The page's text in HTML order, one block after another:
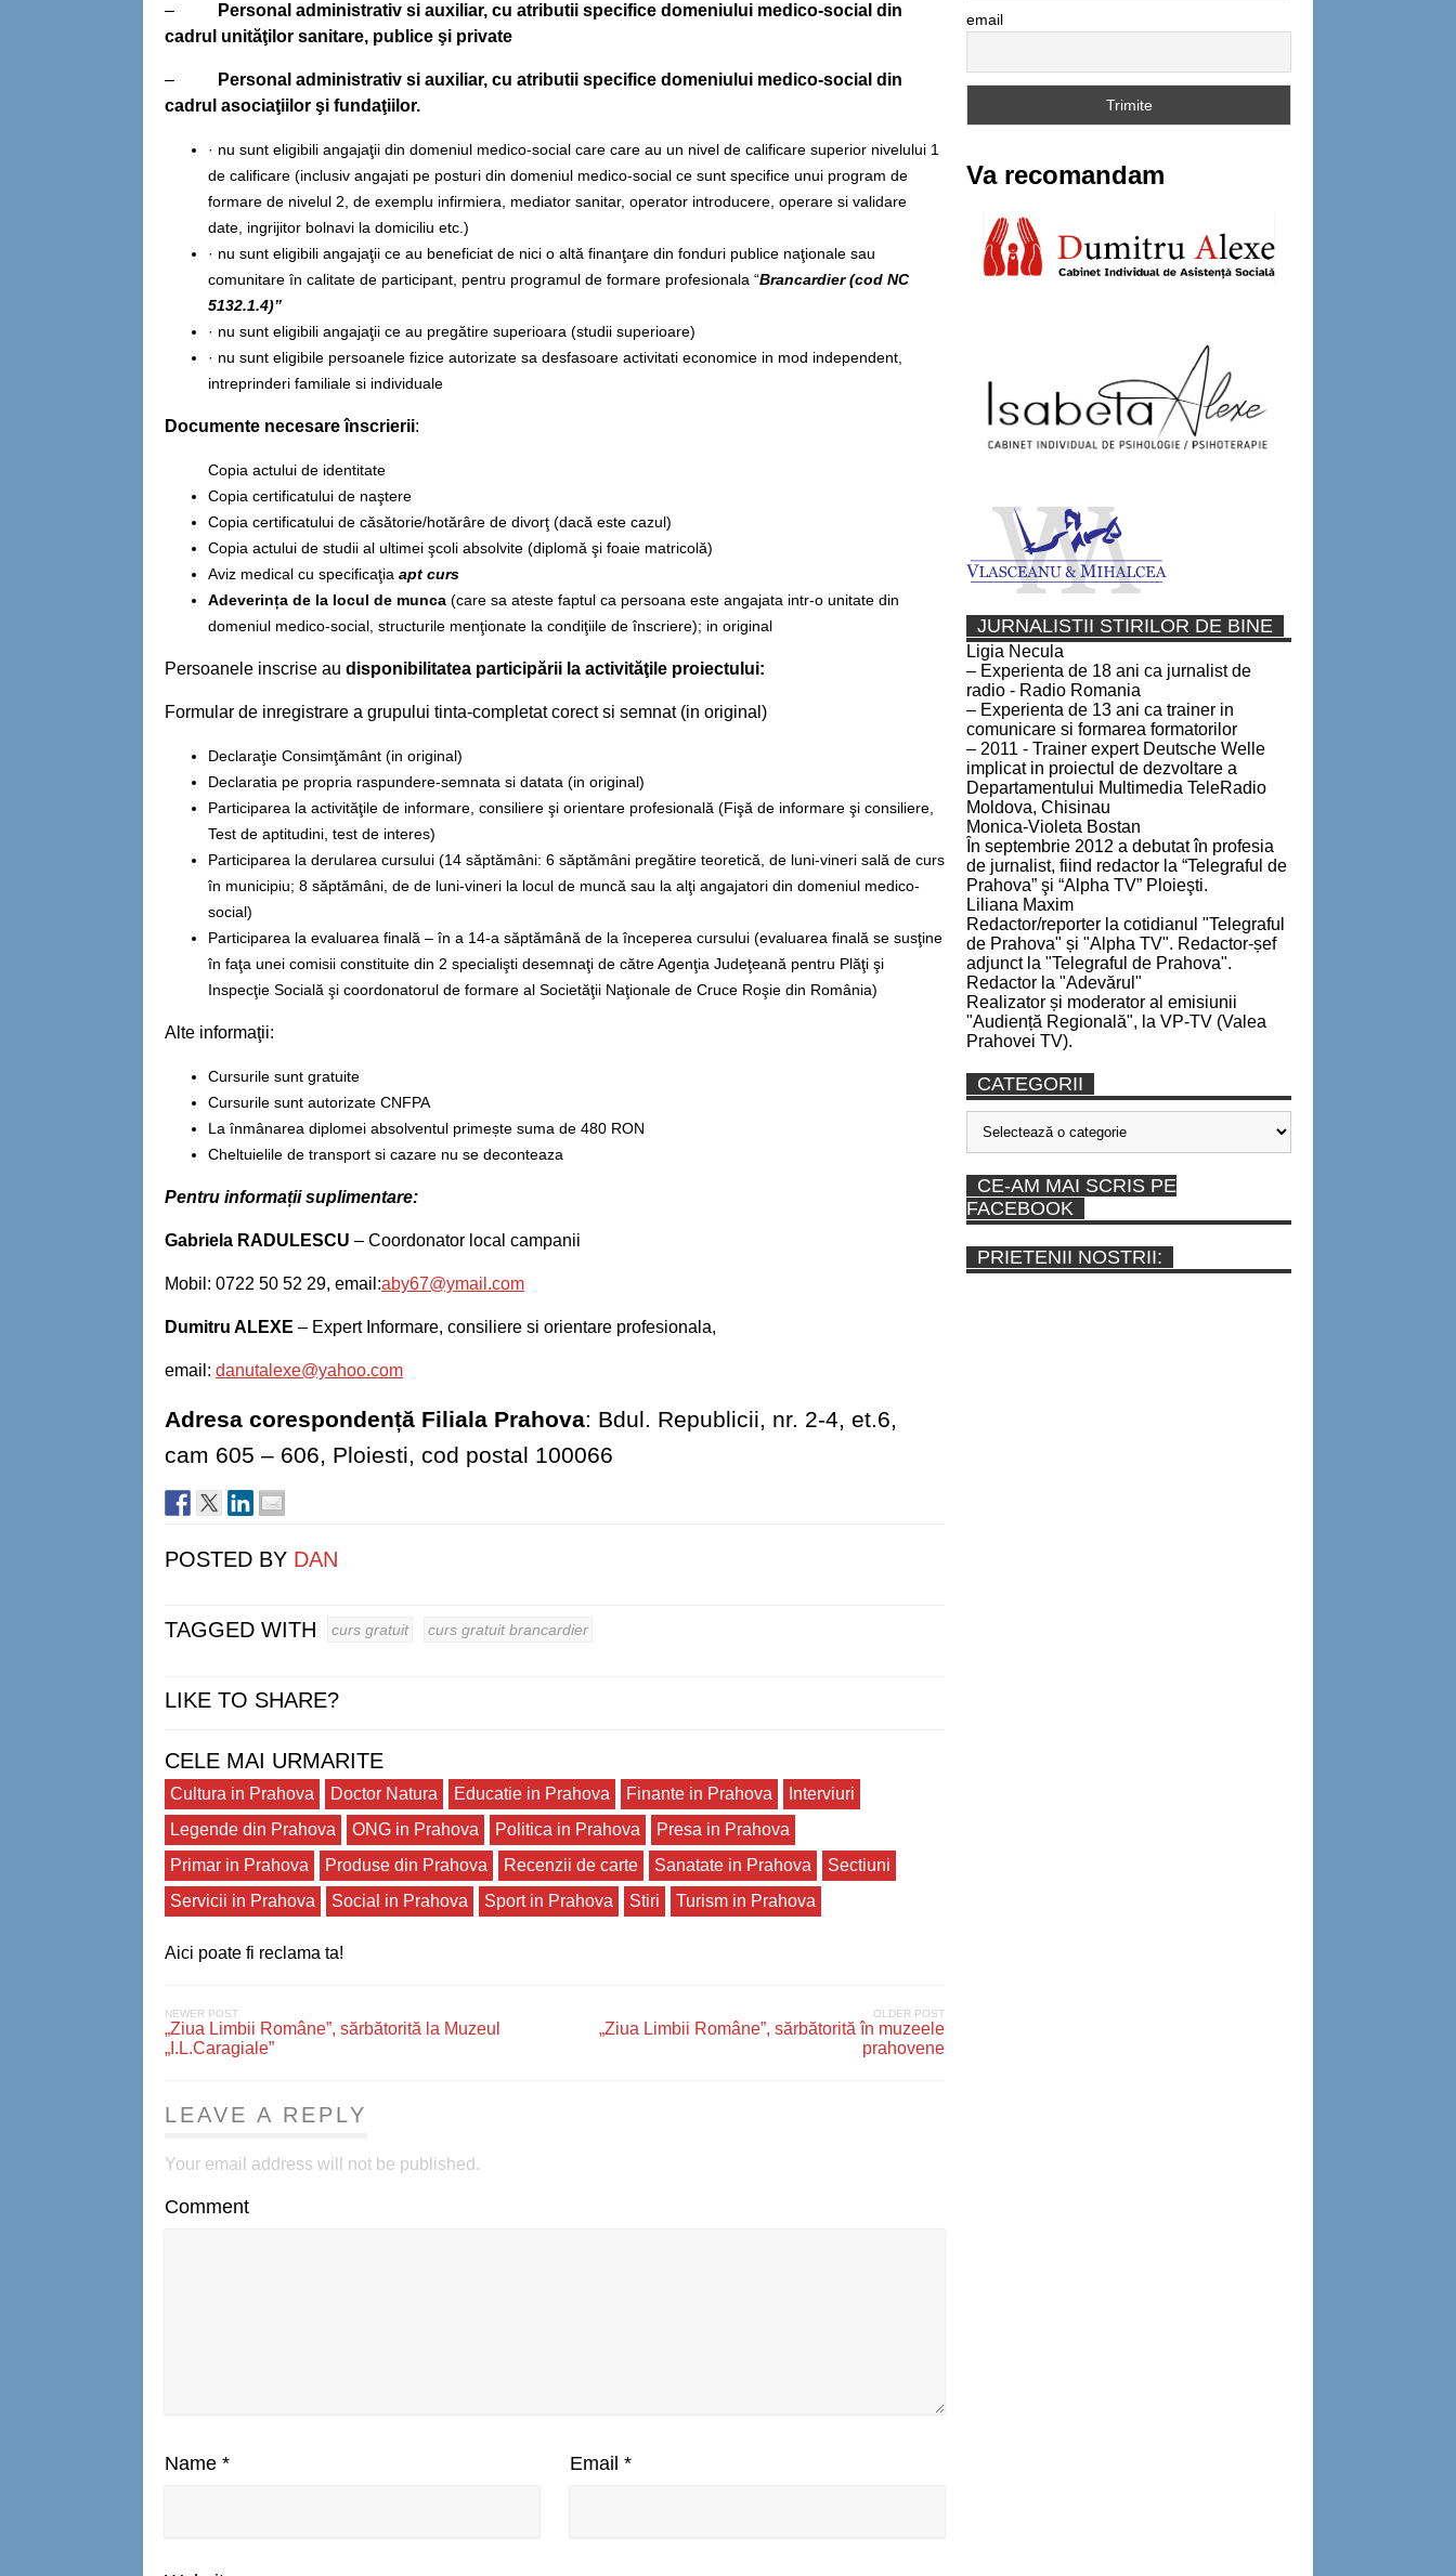
– Personal administrativ si auxiliar, cu atributii specifice domeniului medico-social din
cadrul unităţilor sanitare, publice şi private
– Personal administrativ si auxiliar, cu atributii specifice domeniului medico-social din
cadrul asociaţiilor şi fundaţiilor.
· nu sunt eligibili angajaţii din domeniul medico-social care care au un nivel de calificare superior nivelului 1
de calificare (inclusiv angajati pe posturi din domeniul medico-social ce sunt specifice unui program de
formare de nivelul 2, de exemplu infirmiera, mediator sanitar, operator introducere, operare si validare
date, ingrijitor bolnavi la domiciliu etc.)
· nu sunt eligibili angajaţii ce au beneficiat de nici o altă finanţare din fonduri publice naţionale sau
comunitare în calitate de participant, pentru programul de formare profesionala “Brancardier (cod NC
5132.1.4)”
· nu sunt eligibili angajaţii ce au pregătire superioara (studii superioare)
· nu sunt eligibile persoanele fizice autorizate sa desfasoare activitati economice in mod independent,
intreprinderi familiale si individuale
Documente necesare înscrierii:
Copia actului de identitate
Copia certificatului de naştere
Copia certificatului de căsătorie/hotărâre de divorţ (dacă este cazul)
Copia actului de studii al ultimei şcoli absolvite (diplomă şi foaie matricolă)
Aviz medical cu specificaţia apt curs
Adeverința de la locul de munca (care sa ateste faptul ca persoana este angajata intr-o unitate din
domeniul medico-social, structurile menţionate la condiţiile de înscriere); in original
Persoanele inscrise au disponibilitatea participării la activităţile proiectului:
Formular de inregistrare a grupului tinta-completat corect si semnat (in original)
Declaraţie Consimţământ (in original)
Declaratia pe propria raspundere-semnata si datata (in original)
Participarea la activităţile de informare, consiliere şi orientare profesională (Fişă de informare şi consiliere,
Test de aptitudini, test de interes)
Participarea la derularea cursului (14 săptămâni: 6 săptămâni pregătire teoretică, de luni-vineri sală de curs
în municipiu; 8 săptămâni, de de luni-vineri la locul de muncă sau la alţi angajatori din domeniul medico-
social)
Participarea la evaluarea finală – în a 14-a săptămână de la începerea cursului (evaluarea finală se susţine
în faţa unei comisii constituite din 2 specialişti desemnaţi de către Agenţia Judeţeană pentru Plăţi şi
Inspecţie Socială şi coordonatorul de formare al Societăţii Naţionale de Cruce Roşie din România)
Alte informaţii:
Cursurile sunt gratuite
Cursurile sunt autorizate CNFPA
La înmânarea diplomei absolventul primește suma de 480 RON
Cheltuielile de transport si cazare nu se deconteaza
Pentru informații suplimentare:
Gabriela RADULESCU – Coordonator local campanii
Mobil: 0722 50 52 29, email:aby67@ymail.com
Dumitru ALEXE – Expert Informare, consiliere si orientare profesionala,
email: danutalexe@yahoo.com
Adresa corespondență Filiala Prahova: Bdul. Republicii, nr. 2-4, et.6,
cam 605 – 606, Ploiesti, cod postal 100066
POSTED BY DAN
TAGGED WITH curs gratuit curs gratuit brancardier
LIKE TO SHARE?
CELE MAI URMARITE
Cultura in Prahova Doctor Natura Educatie in Prahova Finante in Prahova
Interviuri
Legende din Prahova
ONG in Prahova Politica in Prahova
Presa in Prahova
Primar in Prahova
Produse din Prahova Recenzii de carte Sanatate in Prahova
Sectiuni
Servicii in Prahova
Social in Prahova Sport in Prahova Stiri Turism in Prahova
Aici poate fi reclama ta!
NEWER POST
„Ziua Limbii Române”, sărbătorită la Muzeul
„I.L.Caragiale”
OLDER POST
„Ziua Limbii Române”, sărbătorită în muzeele
prahovene
LEAVE A REPLY
Your email address will not be published.
Comment
Name * Email*
email
Va recomandam
JURNALISTII STIRILOR DE BINE
Ligia Necula
– Experienta de 18 ani ca jurnalist de
radio - Radio Romania
– Experienta de 13 ani ca trainer in
comunicare si formarea formatorilor
– 2011 - Trainer expert Deutsche Welle
implicat in proiectul de dezvoltare a
Departamentului Multimedia TeleRadio
Moldova, Chisinau
Monica-Violeta Bostan
În septembrie 2012 a debutat în profesia
de jurnalist, fiind redactor la “Telegraful de
Prahova” şi “Alpha TV” Ploieşti.
Liliana Maxim
Redactor/reporter la cotidianul "Telegraful
de Prahova" și "Alpha TV". Redactor-șef
adjunct la "Telegraful de Prahova".
Redactor la "Adevărul"
Realizator și moderator al emisiunii
"Audiență Regională", la VP-TV (Valea
Prahovei TV).
CATEGORII
Categorii
CE-AM MAI SCRIS PE
FACEBOOK
PRIETENII NOSTRII: